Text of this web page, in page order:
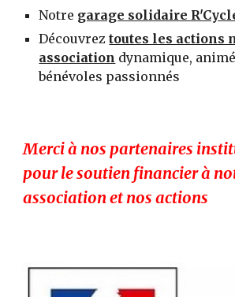
Notre garage solidaire
Découvreztoutes les actions
association dynamique,
bénévoles passionnés
Merci à nos partenaires
pour le soutien financier à
association et nos actions